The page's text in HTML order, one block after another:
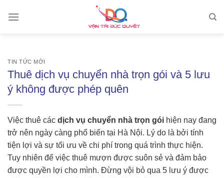
TIN TỨC MỚI
Thuê dịch vụ chuyển nhà trọn gói và 5 lưu
ý không được phép quên
Việc thuê các dịch vụ chuyển nhà trọn gói hiện nay đang
trở nên ngày càng phổ biến tại Hà Nội. Lý do là bởi tính
tiện lợi và sự tối ưu về chi phí trong quá trình thực hiện.
Tuy nhiên để việc thuê mượn được suôn sẻ và đảm bảo
được quyền lợi cho mình. Đừng vội bỏ qua 5 lưu ý được